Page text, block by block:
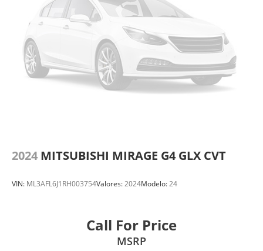
2024 MITSUBISHI MIRAGE G4 GLX CVT
VIN: ML3AFL6J1RH003754Valores:2024Modelo:24
Call For Price
MSRP